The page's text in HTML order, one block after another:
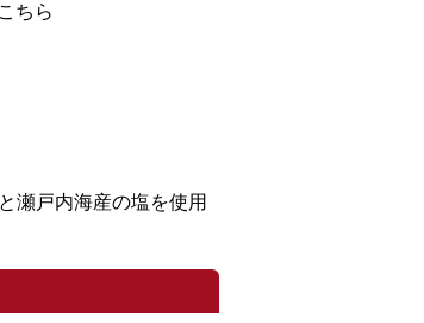
ちら
瀬戸内海産の塩を使用